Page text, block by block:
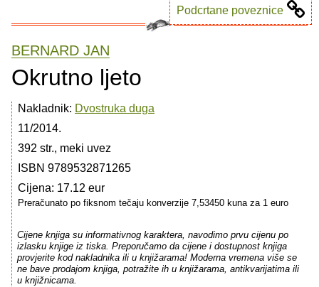
Podcrtane poveznice
BERNARD JAN
Okrutno ljeto
Nakladnik: Dvostruka duga
11/2014.
392 str., meki uvez
ISBN 9789532871265
Cijena: 17.12 eur
Preračunato po fiksnom tečaju konverzije 7,53450 kuna za 1 euro
Cijene knjiga su informativnog karaktera, navodimo prvu cijenu po
izlasku knjige iz tiska. Preporučamo da cijene i dostupnost knjiga
provjerite kod nakladnika ili u knjižarama! Moderna vremena više se
ne bave prodajom knjiga, potražite ih u knjižarama, antikvarijatima ili
u knjižnicama.